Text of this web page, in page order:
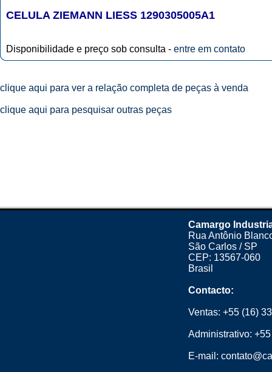
CELULA ZIEMANN LIESS 1290305005A1
Disponibilidade e preço sob consulta - entre em contato
clique aqui para ver a relação completa de peças à venda
clique aqui para pesquisar outras peças
Camargo
Rua Antônio
São Carlos / SP
CEP: 13567-060
Brasil
Contacto:
Ventas: +55 (16)
Administrativo:
E-mail: